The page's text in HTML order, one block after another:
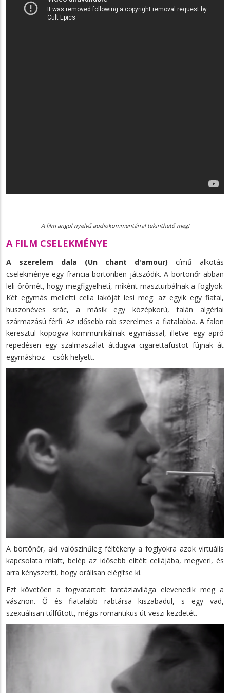
A film angol nyelvű audiokommentárral tekinthető meg!
A FILM CSELEKMÉNYE
A szerelem dala (Un chant d'amour) című alkotás
cselekménye egy francia börtönben játszódik. A börtönőr abban
leli örömét, hogy megfigyelheti, miként maszturbálnak a foglyok.
Két egymás melletti cella lakóját lesi meg: az egyik egy fiatal,
huszonéves srác, a másik egy középkorú, talán algériai
származású férfi. Az idősebb rab szerelmes a fiatalabba. A falon
keresztül kopogva kommunikálnak egymással, illetve egy apró
repedésen egy szalmaszálat átdugva cigarettafüstöt fújnak át
egymáshoz – csók helyett.
A börtönőr, aki valószínűleg féltékeny a foglyokra azok virtuális
kapcsolata miatt, belép az idősebb elítélt cellájába, megveri, és
arra kényszeríti, hogy orálisan elégítse ki.
Ezt követően a fogvatartott fantáziavilága elevenedik meg a
vásznon. Ő és fiatalabb rabtársa kiszabadul, s egy vad,
szexuálisan túlfűtött, mégis romantikus út veszi kezdetét.